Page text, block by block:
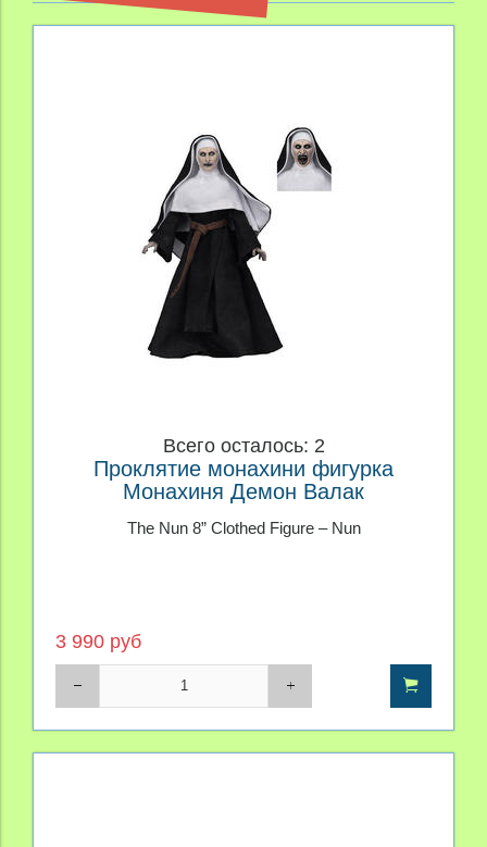
Всего осталось: 2
Проклятие монахини фигурка
Монахиня Демон Валак
The Nun 8” Clothed Figure – Nun
3 990 руб